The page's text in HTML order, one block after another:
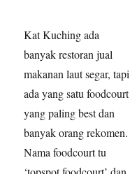
Kat Kuching ada
banyak restoran jual
makanan laut segar, tapi
ada yang satu foodcourt
yang paling best dan
banyak orang rekomen.
Nama foodcourt tu